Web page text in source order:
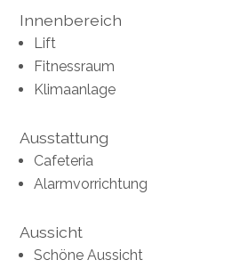
Innenbereich
Lift
Fitnessraum
Klimaanlage
Ausstattung
Cafeteria
Alarmvorrichtung
Aussicht
Schöne Aussicht